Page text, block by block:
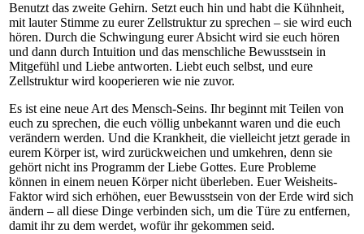
Benutzt das zweite Gehirn. Setzt euch hin und habt die Kühnheit,
mit lauter Stimme zu eurer Zellstruktur zu sprechen – sie wird euch
hören. Durch die Schwingung eurer Absicht wird sie euch hören
und dann durch Intuition und das menschliche Bewusstsein in
Mitgefühl und Liebe antworten. Liebt euch selbst, und eure
Zellstruktur wird kooperieren wie nie zuvor.
Es ist eine neue Art des Mensch-Seins. Ihr beginnt mit Teilen von
euch zu sprechen, die euch völlig unbekannt waren und die euch
verändern werden. Und die Krankheit, die vielleicht jetzt gerade in
eurem Körper ist, wird zurückweichen und umkehren, denn sie
gehört nicht ins Programm der Liebe Gottes. Eure Probleme
können in einem neuen Körper nicht überleben. Euer Weisheits-
Faktor wird sich erhöhen, euer Bewusstsein von der Erde wird sich
ändern – all diese Dinge verbinden sich, um die Türe zu entfernen,
damit ihr zu dem werdet, wofür ihr gekommen seid.